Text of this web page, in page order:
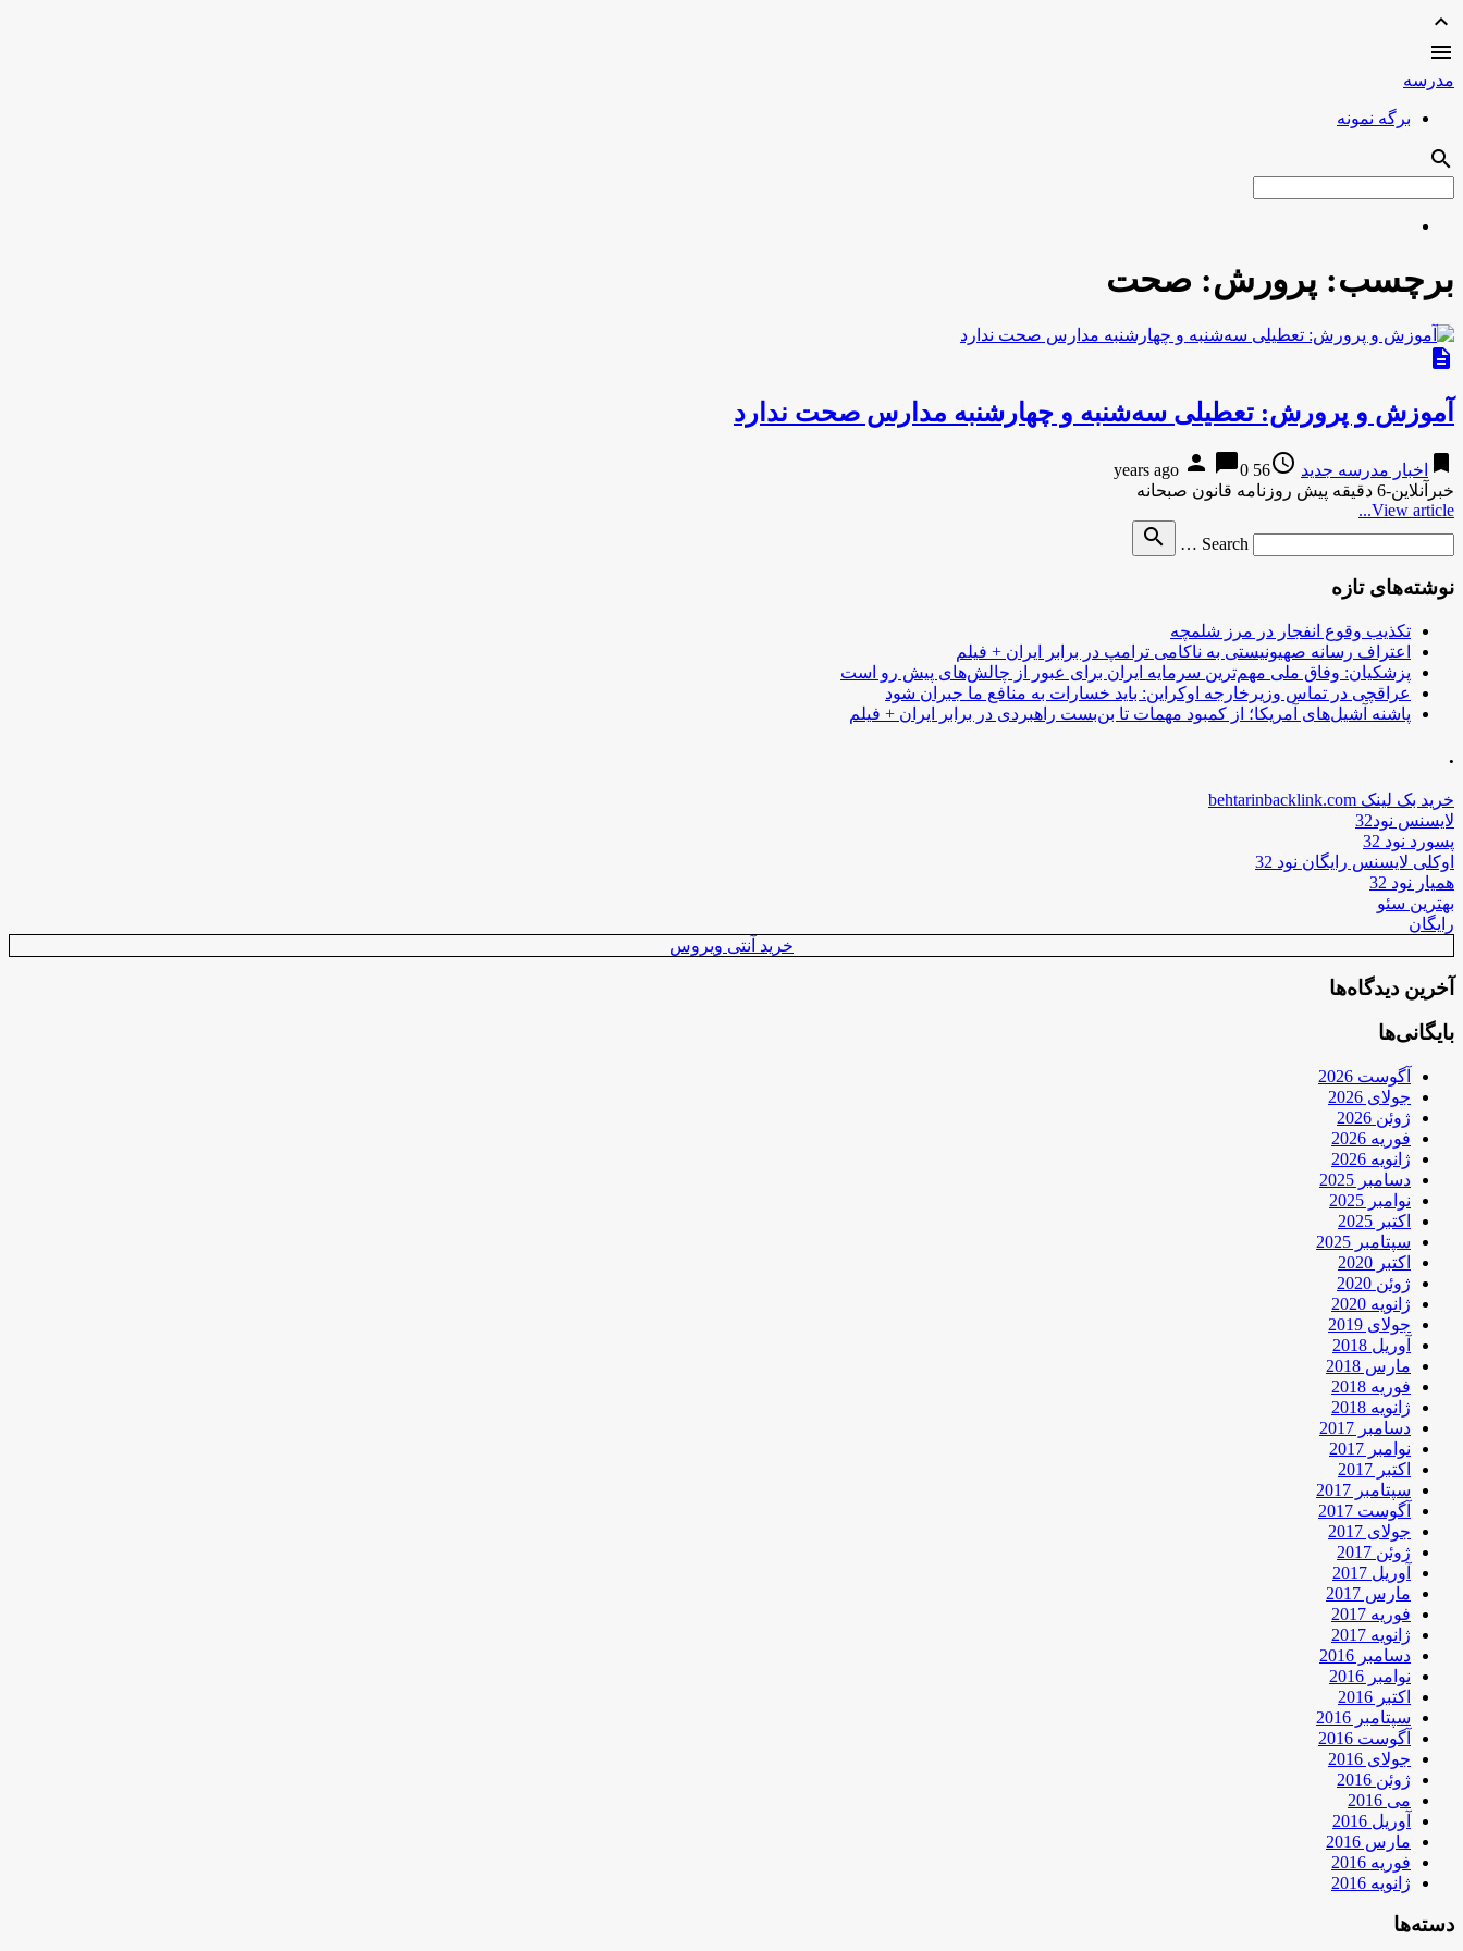
expand_less

مدرسه
برگه نمونه
search
برچسب: پرورش: صحت
description
آموزش و پرورش: تعطیلی سه‌شنبه و چهارشنبه مدارس صحت ندارد
bookmark اخبار مدرسه جدید access_time
56 years ago
person chat_bubble0
خبرآنلاین-6 دقیقه پیش روزنامه قانون صبحانه
View article...
Search …
search
نوشته‌های تازه
تکذیب وقوع انفجار در مرز شلمچه
اعتراف رسانه صهیونیستی به ناکامی ترامپ در برابر ایران + فیلم
پزشکیان: وفاق ملی مهم‌ترین سرمایه ایران برای عبور از چالش‌های پیش رو است
عراقچی در تماس وزیرخارجه اوکراین: باید خسارات به منافع ما جبران شود
پاشنه آشیل‌های آمریکا؛ از کمبود مهمات تا بن‌بست راهبردی در برابر ایران + فیلم
.
خرید بک لینک behtarinbacklink.com
لایسنس نود32
پسورد نود 32
اوکلی لایسنس رایگان نود 32
همیار نود 32
بهترین سئو
رایگان
خرید آنتی ویروس
آخرین دیدگاه‌ها
بایگانی‌ها
آگوست 2026
جولای 2026
ژوئن 2026
فوریه 2026
ژانویه 2026
دسامبر 2025
نوامبر 2025
اکتبر 2025
سپتامبر 2025
اکتبر 2020
ژوئن 2020
ژانویه 2020
جولای 2019
آوریل 2018
مارس 2018
فوریه 2018
ژانویه 2018
دسامبر 2017
نوامبر 2017
اکتبر 2017
سپتامبر 2017
آگوست 2017
جولای 2017
ژوئن 2017
آوریل 2017
مارس 2017
فوریه 2017
ژانویه 2017
دسامبر 2016
نوامبر 2016
اکتبر 2016
سپتامبر 2016
آگوست 2016
جولای 2016
ژوئن 2016
می 2016
آوریل 2016
مارس 2016
فوریه 2016
ژانویه 2016
دسته‌ها